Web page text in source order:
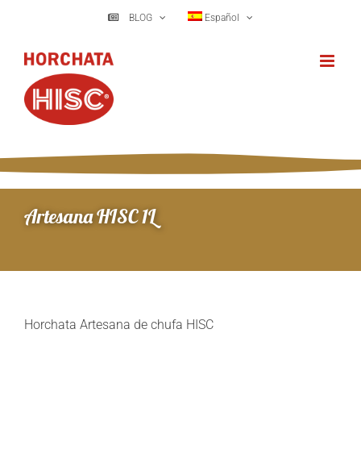
BLOG Español
Artesana HISC 1L
Horchata Artesana de chufa HISC